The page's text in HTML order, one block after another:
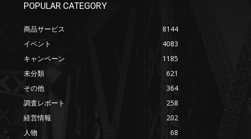
POPULAR CATEGORY
商品サービス
8144
イベント
4083
キャンペーン
1185
未分類
621
その他
364
調査レポート
258
経営情報
202
人物
68